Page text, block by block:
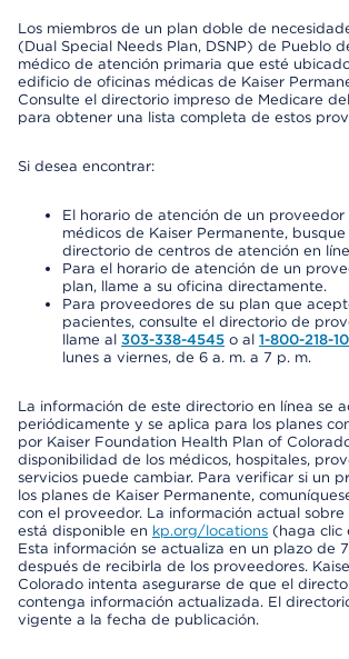
Los miembros de un plan doble de
(Dual Special Needs Plan, DSNP) de Pueblo
médico de atención primaria que esté
edificio de oficinas médicas de Kaiser
Consulte el directorio impreso de Medicare
para obtener una lista completa de estos
Si desea encontrar:
El horario de atención de un proveedor
médicos de Kaiser Permanente,
directorio de centros de atención en
Para el horario de atención de un
plan, llame a su oficina directamente.
Para proveedores de su plan que
pacientes, consulte el directorio de
llame al 303-338-4545 o al 1-800-218-
lunes a viernes, de 6 a. m. a 7 p. m.
La información de este directorio en línea se
periódicamente y se aplica para los planes
por Kaiser Foundation Health Plan of
disponibilidad de los médicos, hospitales,
servicios puede cambiar. Para verificar si un
los planes de Kaiser Permanente,
con el proveedor. La información actual
está disponible en kp.org/locations (haga clic
Esta información se actualiza en un plazo de
después de recibirla de los proveedores.
Colorado intenta asegurarse de que el
contenga información actualizada. El
vigente a la fecha de publicación.